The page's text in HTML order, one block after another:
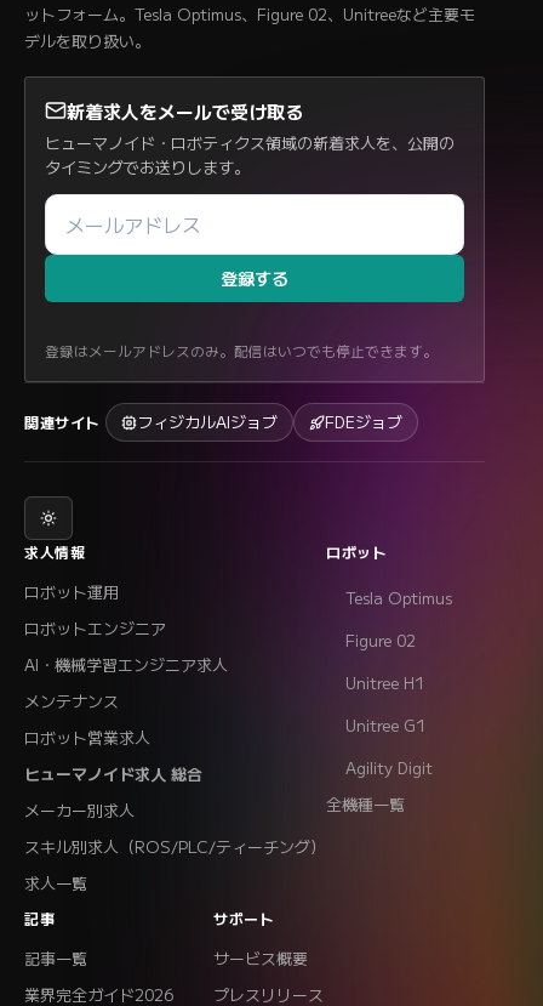
ットフォーム。Tesla Optimus、Figure 02、Unitreeなど主要モ
デルを取り扱い。
新着求人をメールで受け取る
ヒューマノイド・ロボティクス領域の新着求人を、公開の
タイミングでお送りします。
登録する
登録はメールアドレスのみ。配信はいつでも停止できます。
関連サイト フィジカルAIジョブ FDEジョブ
求人情報
ロボット運用
ロボットエンジニア
AI・機械学習エンジニア求人
メンテナンス
ロボット営業求人
ヒューマノイド求人 総合
メーカー別求人
スキル別求人（ROS/PLC/ティーチング）
求人一覧
ロボット
Tesla Optimus
Figure 02
Unitree H1
Unitree G1
Agility Digit
全機種一覧
記事
記事一覧
業界完全ガイド2026
サポート
サービス概要
プレスリリース